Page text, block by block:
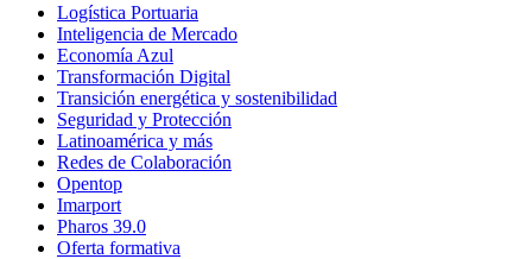
Logística Portuaria
Inteligencia de Mercado
Economía Azul
Transformación Digital
Transición energética y sostenibilidad
Seguridad y Protección
Latinoamérica y más
Redes de Colaboración
Opentop
Imarport
Pharos 39.0
Oferta formativa